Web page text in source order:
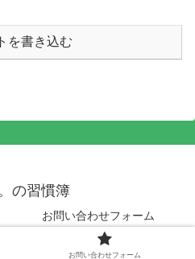
を書き込む
の習慣簿
お問い合わせフォーム
お問い合わせフォーム